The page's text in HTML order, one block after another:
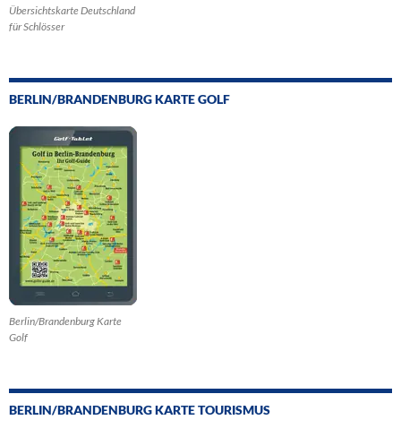
Übersichtskarte Deutschland
für Schlösser
BERLIN/BRANDENBURG KARTE GOLF
Berlin/Brandenburg Karte
Golf
BERLIN/BRANDENBURG KARTE TOURISMUS